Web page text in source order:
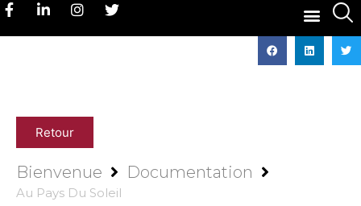
Retour
Bienvenue Documentation
Au Pays Du Soleil